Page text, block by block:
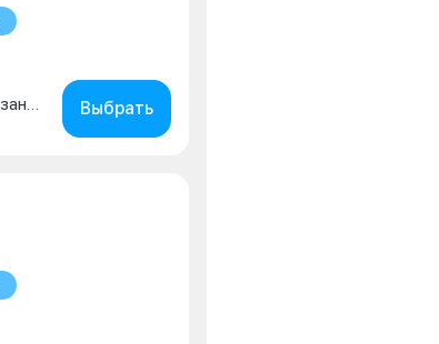
Московская обл., г. Люберцы, Новорязанское шоссе, д. 1г
Выбрать